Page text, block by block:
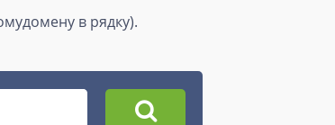
в рядку).